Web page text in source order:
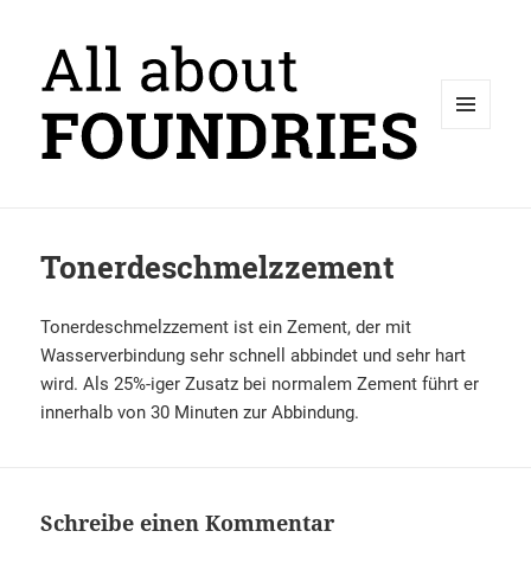
Tonerdeschmelzzement
Tonerdeschmelzzement ist ein Zement, der mit
Wasserverbindung sehr schnell abbindet und sehr hart
wird. Als 25%-iger Zusatz bei normalem Zement führt er
innerhalb von 30 Minuten zur Abbindung.
Schreibe einen Kommentar